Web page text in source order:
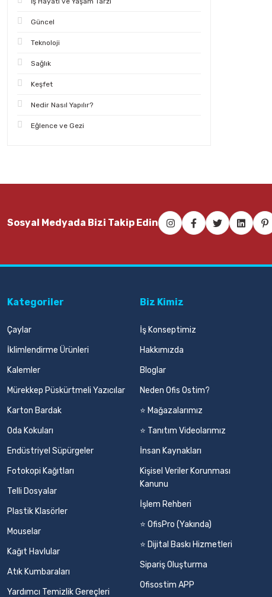
Güncel
Teknoloji
Sağlık
Keşfet
Nedir Nasıl Yapılır?
Eğlence ve Gezi
Sosyal Medyada Bizi Takip Edin
Kategoriler
Çaylar
İklimlendirme Ürünleri
Kalemler
Mürekkep Püskürtmeli Yazıcılar
Karton Bardak
Oda Kokuları
Endüstriyel Süpürgeler
Fotokopi Kağıtları
Telli Dosyalar
Plastik Klasörler
Mouselar
Kağıt Havlular
Atık Kumbaraları
Yardımcı Temizlik Gereçleri
Biz Kimiz
İş Konseptimiz
Hakkımızda
Bloglar
Neden Ofis Ostim?
⭐ Mağazalarımız
⭐ Tanıtım Videolarımız
İnsan Kaynakları
Kişisel Veriler Korunması
Kanunu
İşlem Rehberi
⭐ OfisPro (Yakında)
⭐ Dijital Baskı Hizmetleri
Sipariş Oluşturma
Ofisostim APP